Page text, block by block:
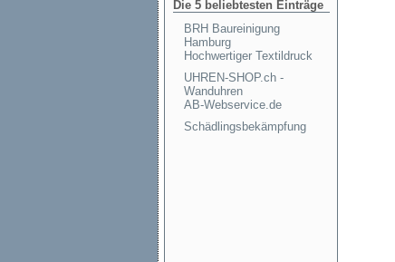
Die 5 beliebtesten Einträge
BRH Baureinigung
Hamburg
Hochwertiger Textildruck
UHREN-SHOP.ch -
Wanduhren
AB-Webservice.de
Schädlingsbekämpfung